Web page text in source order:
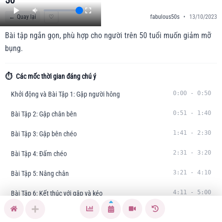
← Quay lại ♡ fabulous50s • 13/10/2023
Bài tập ngắn gọn, phù hợp cho người trên 50 tuổi muốn giảm mỡ
bụng.
⏱️ Các mốc thời gian đáng chú ý
Khởi động và Bài Tập 1: Gập người hông 0:00 - 0:50
Bài Tập 2: Gập chân bên 0:51 - 1:40
Bài Tập 3: Gập bên chéo 1:41 - 2:30
Bài Tập 4: Đấm chéo 2:31 - 3:20
Bài Tập 5: Nâng chân 3:21 - 4:10
Bài Tập 6: Kết thúc với gập và kéo 4:11 - 5:00